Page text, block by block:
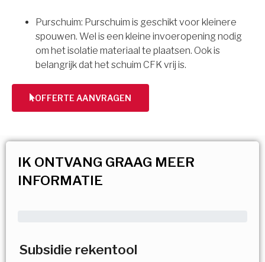
Purschuim: Purschuim is geschikt voor kleinere
spouwen. Wel is een kleine invoeropening nodig
om het isolatie materiaal te plaatsen. Ook is
belangrijk dat het schuim CFK vrij is.
OFFERTE AANVRAGEN
IK ONTVANG GRAAG MEER
INFORMATIE
Subsidie rekentool